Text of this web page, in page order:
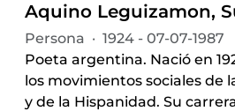
Persona · 1924 - 07-07-1987
Poeta argentina. Nació en
los movimientos sociales de
y de la Hispanidad. Su